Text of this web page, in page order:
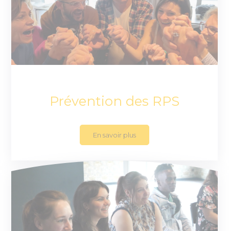
Prévention des RPS
En savoir plus